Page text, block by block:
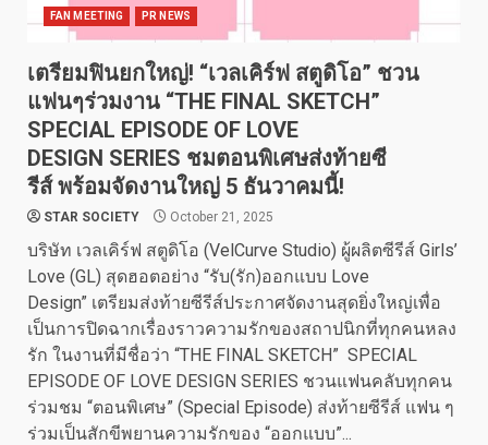
FAN MEETING PR NEWS
เตรียมฟินยกใหญ่! “เวลเคิร์ฟ สตูดิโอ” ชวน
แฟนๆร่วมงาน “THE FINAL SKETCH”
SPECIAL EPISODE OF LOVE
DESIGN SERIES ชมตอนพิเศษส่งท้ายซี
รีส์ พร้อมจัดงานใหญ่ 5 ธันวาคมนี้!
STAR SOCIETY October 21, 2025
บริษัท เวลเคิร์ฟ สตูดิโอ (VelCurve Studio) ผู้ผลิตซีรีส์ Girls’
Love (GL) สุดฮอตอย่าง “รับ(รัก)ออกแบบ Love
Design” เตรียมส่งท้ายซีรีส์ประกาศจัดงานสุดยิ่งใหญ่เพื่อ
เป็นการปิดฉากเรื่องราวความรักของสถาปนิกที่ทุกคนหลง
รัก ในงานที่มีชื่อว่า “THE FINAL SKETCH” SPECIAL
EPISODE OF LOVE DESIGN SERIES ชวนแฟนคลับทุกคน
ร่วมชม “ตอนพิเศษ” (Special Episode) ส่งท้ายซีรีส์ แฟน ๆ
ร่วมเป็นสักขีพยานความรักของ “ออกแบบ”...